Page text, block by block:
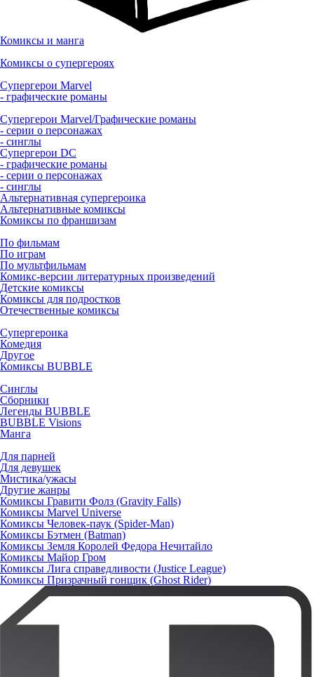
Комиксы и манга
Комиксы о супергероях
Супергерои Marvel
- графические романы
Супергерои Marvel/Графические романы
- серии о персонажах
- синглы
Супергерои DC
- графические романы
- серии о персонажах
- синглы
Альтернативная супергероика
Альтернативные комиксы
Комиксы по франшизам
По фильмам
По играм
По мультфильмам
Комикс-версии литературных произведений
Детские комиксы
Комиксы для подростков
Отечественные комиксы
Супергероика
Комедия
Другое
Комиксы BUBBLE
Синглы
Сборники
Легенды BUBBLE
BUBBLE Visions
Манга
Для парней
Для девушек
Мистика/ужасы
Другие жанры
Комиксы Гравити Фолз (Gravity Falls)
Комиксы Marvel Universe
Комиксы Человек-паук (Spider-Man)
Комиксы Бэтмен (Batman)
Комиксы Земля Королей Федора Нечитайло
Комиксы Майор Гром
Комиксы Лига справедливости (Justice League)
Комиксы Призрачный гонщик (Ghost Rider)